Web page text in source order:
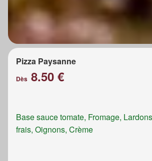
Pizza Paysanne
Dès 8.50 €
Base sauce tomate, Fromage,
frais, Oignons, Crème